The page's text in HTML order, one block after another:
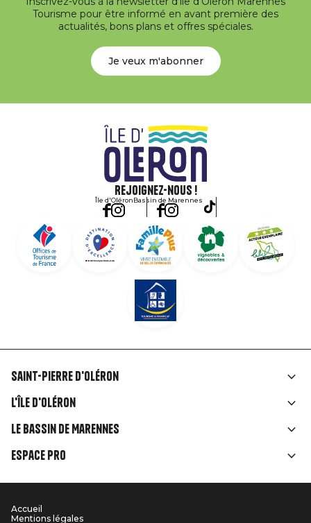
Tourisme pour être informé en avant première des
actualités, bons plans et offres spéciales.
Je veux m'abonner
Rejoignez-nous !
Île d'OléronBassin de Marennes
Liens
rubriques
Saint-Pierre d'Oléron
L'île d'Oléron
Le Bassin de Marennes
Espace Pro
Menu
Accueil
Mentions légales